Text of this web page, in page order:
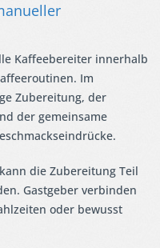
Kaffeebereiter innerhalb
Im
Zubereitung, der
der gemeinsame
die Zubereitung Teil
Gastgeber verbinden
oder bewusst